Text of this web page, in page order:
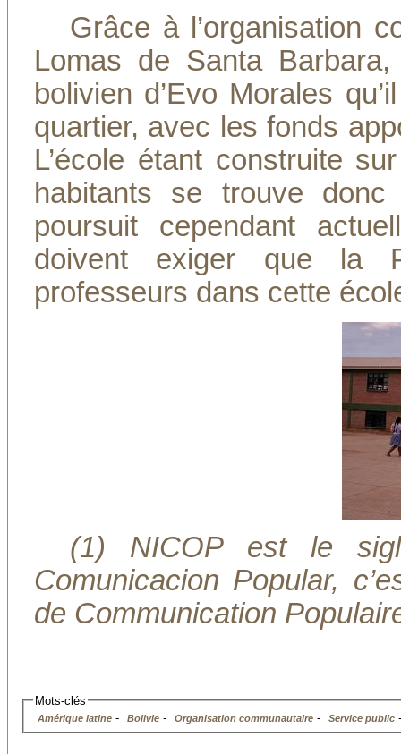
Grâce à l’organisation
Lomas de Santa
bolivien d’Evo Morales
quartier, avec les fonds
L’école étant construite
habitants se trouve
poursuit cependant
doivent exiger que la
professeurs dans cette
(1) NICOP est le
Comunicacion Popular,
de Communication
Mots-clés
Amérique latine- Bolivie- Organisation communautaire- Service public